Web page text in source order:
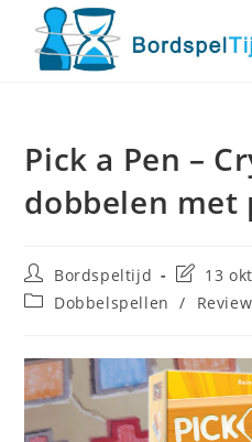
inhoud
Pick a Pen –
dobbelen met
Bericht
auteur:
Bordspeltijd
Laatste
wijziging
in
13
Berichtcategorie:
Dobbelspellen /